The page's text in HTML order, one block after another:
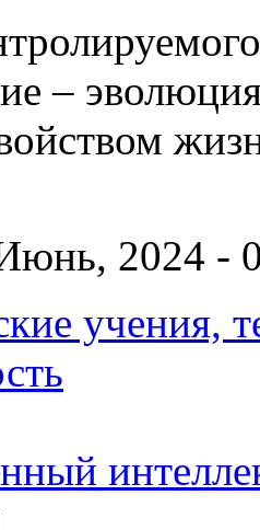
–
2024 -
учения,